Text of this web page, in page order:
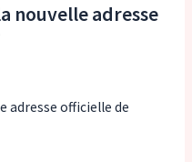
nouvelle adresse
adresse officielle de